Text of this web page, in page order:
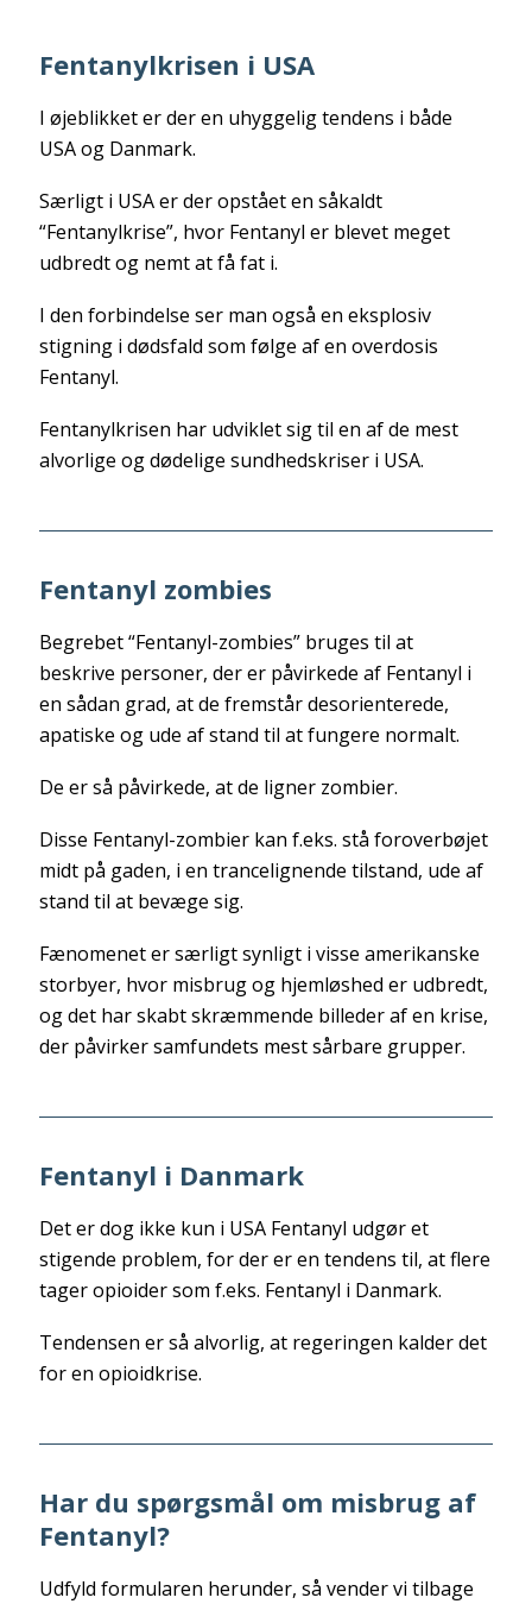
Fentanylkrisen i USA
I øjeblikket er der en uhyggelig tendens i både
USA og Danmark.
Særligt i USA er der opstået en såkaldt
“Fentanylkrise”, hvor Fentanyl er blevet meget
udbredt og nemt at få fat i.
I den forbindelse ser man også en eksplosiv
stigning i dødsfald som følge af en overdosis
Fentanyl.
Fentanylkrisen har udviklet sig til en af de mest
alvorlige og dødelige sundhedskriser i USA.
Fentanyl zombies
Begrebet “Fentanyl-zombies” bruges til at
beskrive personer, der er påvirkede af Fentanyl i
en sådan grad, at de fremstår desorienterede,
apatiske og ude af stand til at fungere normalt.
De er så påvirkede, at de ligner zombier.
Disse Fentanyl-zombier kan f.eks. stå foroverbøjet
midt på gaden, i en trancelignende tilstand, ude af
stand til at bevæge sig.
Fænomenet er særligt synligt i visse amerikanske
storbyer, hvor misbrug og hjemløshed er udbredt,
og det har skabt skræmmende billeder af en krise,
der påvirker samfundets mest sårbare grupper.
Fentanyl i Danmark
Det er dog ikke kun i USA Fentanyl udgør et
stigende problem, for der er en tendens til, at flere
tager opioider som f.eks. Fentanyl i Danmark.
Tendensen er så alvorlig, at regeringen kalder det
for en opioidkrise.
Har du spørgsmål om misbrug af
Fentanyl?
Udfyld formularen herunder, så vender vi tilbage